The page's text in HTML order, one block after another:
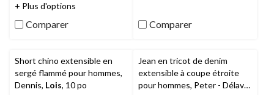
5.
16
évaluations
+ Plus d'options
Comparer
Comparer
Short chino extensible en
sergé flammé pour hommes,
Dennis, Lois, 10 po
Jean en tricot de denim
extensible à coupe étroite
pour hommes, Peter - Délavé